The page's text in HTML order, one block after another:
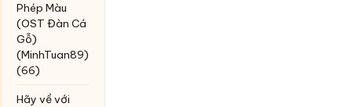
Phép Màu
(OST Đàn Cá
Gỗ)
(MinhTuan89)
(66)
Hãy về với